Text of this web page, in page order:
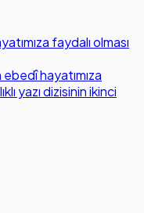
faydalı olması
hayatımıza
yazı dizisinin ikinci